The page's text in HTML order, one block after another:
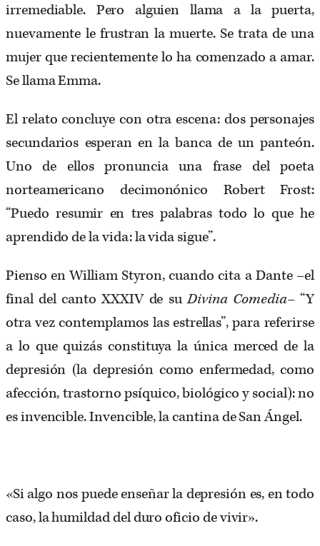
irremediable. Pero alguien llama a la puerta,
nuevamente le frustran la muerte. Se trata de una
mujer que recientemente lo ha comenzado a amar.
Se llama Emma.
El relato concluye con otra escena: dos personajes
secundarios esperan en la banca de un panteón.
Uno de ellos pronuncia una frase del poeta
norteamericano decimonónico Robert Frost:
“Puedo resumir en tres palabras todo lo que he
aprendido de la vida: la vida sigue”.
Pienso en William Styron, cuando cita a Dante –el
final del canto XXXIV de suDivina Comedia– “Y
otra vez contemplamos las estrellas”, para referirse
a lo que quizás constituya la única merced de la
depresión (la depresión como enfermedad, como
afección, trastorno psíquico, biológico y social): no
es invencible. Invencible, la cantina de San Ángel.
«Si algo nos puede enseñar la depresión es, en todo
caso, la humildad del duro oficio de vivir».